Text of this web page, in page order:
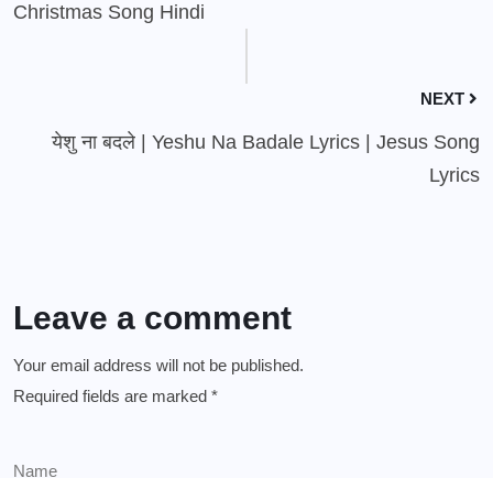
Christmas Song Hindi
NEXT
येशु ना बदले | Yeshu Na Badale Lyrics | Jesus Song
Lyrics
Leave a comment
Your email address will not be published.
Required fields are marked *